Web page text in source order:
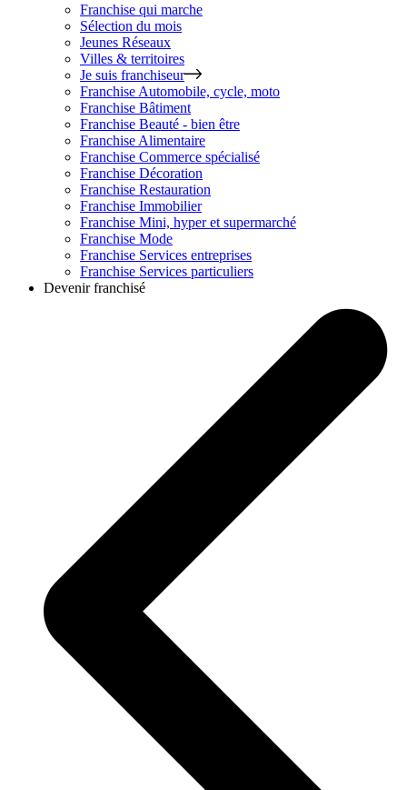
Franchise qui marche
Sélection du mois
Jeunes Réseaux
Villes & territoires
Je suis franchiseur
Franchise Automobile, cycle, moto
Franchise Bâtiment
Franchise Beauté - bien être
Franchise Alimentaire
Franchise Commerce spécialisé
Franchise Décoration
Franchise Restauration
Franchise Immobilier
Franchise Mini, hyper et supermarché
Franchise Mode
Franchise Services entreprises
Franchise Services particuliers
Devenir franchisé